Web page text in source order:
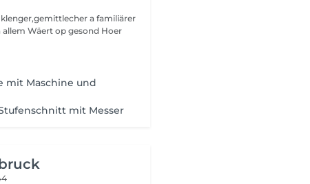
a familiärer
Wäert op gesond Hoer
mit Maschine und
mit Messer